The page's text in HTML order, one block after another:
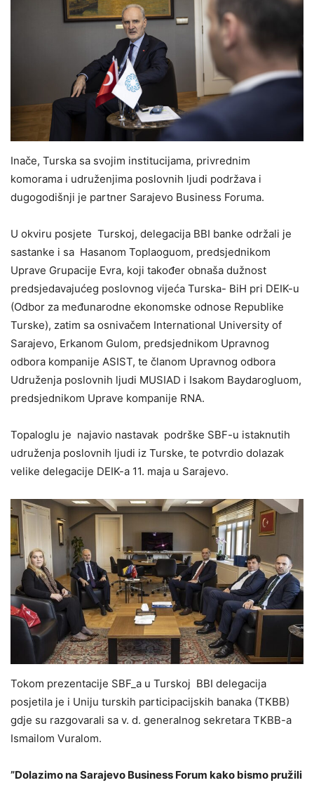
Inače, Turska sa svojim institucijama, privrednim
komorama i udruženjima poslovnih ljudi podržava i
dugogodišnji je partner Sarajevo Business Foruma.
U okviru posjete Turskoj, delegacija BBI banke održali je
sastanke i sa Hasanom Toplaoguom, predsjednikom
Uprave Grupacije Evra, koji također obnaša dužnost
predsjedavajućeg poslovnog vijeća Turska- BiH pri DEIK-u
(Odbor za međunarodne ekonomske odnose Republike
Turske), zatim sa osnivačem International University of
Sarajevo, Erkanom Gulom, predsjednikom Upravnog
odbora kompanije ASIST, te članom Upravnog odbora
Udruženja poslovnih ljudi MUSIAD i Isakom Baydarogluom,
predsjednikom Uprave kompanije RNA.
Topaloglu je najavio nastavak podrške SBF-u istaknutih
udruženja poslovnih ljudi iz Turske, te potvrdio dolazak
velike delegacije DEIK-a 11. maja u Sarajevo.
Tokom prezentacije SBF_a u Turskoj BBI delegacija
posjetila je i Uniju turskih participacijskih banaka (TKBB)
gdje su razgovarali sa v. d. generalnog sekretara TKBB-a
Ismailom Vuralom.
”Dolazimo na Sarajevo Business Forum kako bismo pružili